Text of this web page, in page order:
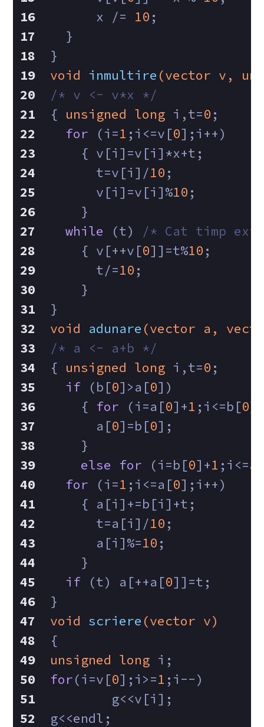
      x /=
10 ;
  }
}
void inmultire (vector v,
/* v <- v*x */
{ unsigned long i,t=0 ;
for (i=1 ;i<=v[0];i++)
    { v[i]=v[i]*x+t;
      t=v[i]/
10 ;
      v[i]=v[i]%
10 ;
    }
while (t) /* Cat timp
    { v[++v[
0]]=t%10 ;
      t/=
10 ;
    }
}
void
adunare (vector a,
/* a <- a+b */
{ unsigned long i,t=0 ;
if (b[0]>a[0])
    {
for (i=a[0]+1 ;i<=b[0
      a[
0]=b[0];
    }
else
for (i=b[0]+1
for (i=1 ;i<=a[0];i++)
    { a[i]+=b[i]+t;
      t=a[i]/
10 ;
      a[i]%=
10 ;
    }
if (t) a[++a[0]]=t;
}
void scriere (vector v)
{
unsigned long i;
for(i=v[0];i>=1 ;i--)
	g<<v[i];
g<<endl;